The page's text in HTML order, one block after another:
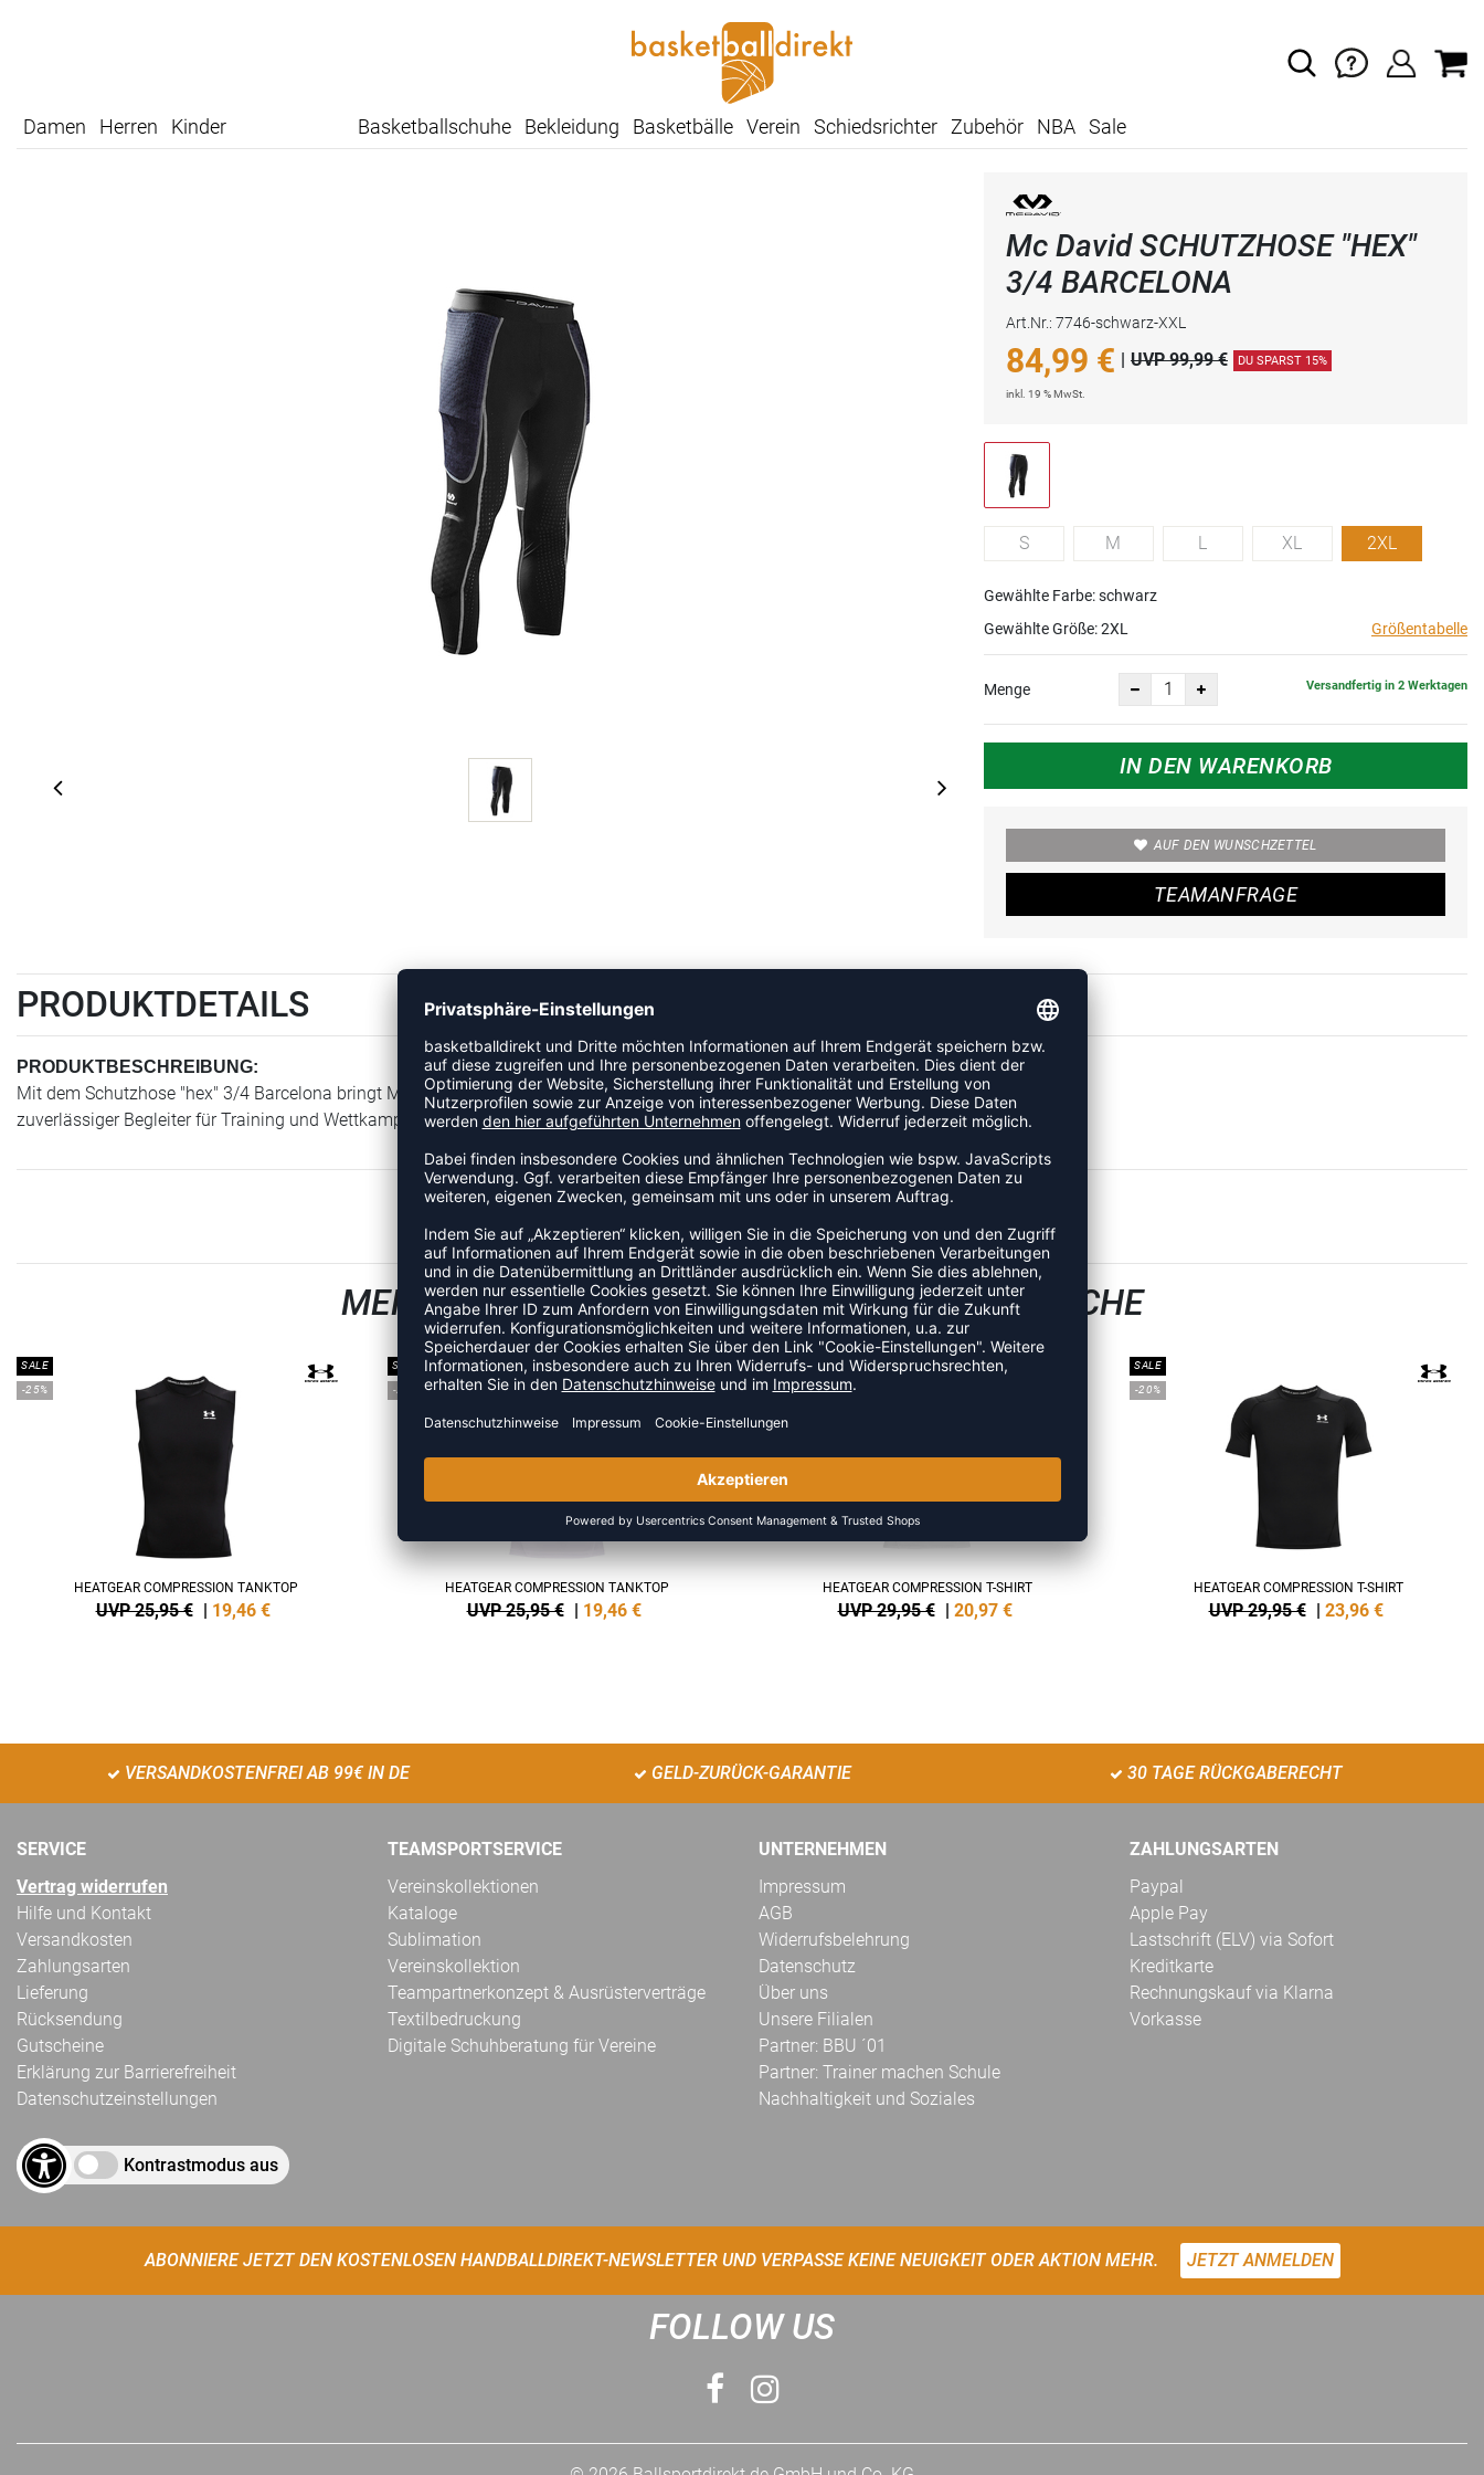
Damen Herren Kinder Basketballschuhe Bekleidung Basketbälle Verein Schiedsrichter Zubehör NBA Sale
Mc David SCHUTZHOSE "HEX"
3/4 BARCELONA
Art.Nr.: 7746-schwarz-XXL
84,99 € | UVP 99,99 € DU SPARST 15%
inkl. 19 % MwSt.
S M L XL 2XL
Gewählte Farbe: schwarz
Gewählte Größe:2XL Größentabelle
Menge Versandfertig in 2 Werktagen
IN DEN WARENKORB
AUF DEN WUNSCHZETTEL
TEAMANFRAGE
PRODUKTDETAILS
PRODUKTBESCHREIBUNG:
Mit dem Schutzhose "hex" 3/4 Barcelona bringt Mc David einen Artikel der Kategorie Kompressionshose an den Start. Ein
zuverlässiger Begleiter für Training und Wettkampf, der Beinfreiheit und Sitzkomfort verbindet.
ZULETZT ANGESEHEN
MEHR AUS DER KATEGORIE SPORTUNTERWÄSCHE
SALE
-25%
HEATGEAR COMPRESSION TANKTOP
UVP 25,95 € | 19,46 €
SALE
-25%
HEATGEAR COMPRESSION TANKTOP
UVP 25,95 € | 19,46 €
SALE
-30%
HEATGEAR COMPRESSION T-SHIRT
UVP 29,95 € | 20,97 €
SALE
-20%
HEATGEAR COMPRESSION T-SHIRT
UVP 29,95 € | 23,96 €
VERSANDKOSTENFREI AB 99€ IN DE GELD-ZURÜCK-GARANTIE 30 TAGE RÜCKGABERECHT
SERVICE
Vertrag widerrufen
Hilfe und Kontakt
Versandkosten
Zahlungsarten
Lieferung
Rücksendung
Gutscheine
Erklärung zur Barrierefreiheit
Datenschutzeinstellungen
Kontrastmodus aus
TEAMSPORTSERVICE
Vereinskollektionen
Kataloge
Sublimation
Vereinskollektion
Teampartnerkonzept & Ausrüsterverträge
Textilbedruckung
Digitale Schuhberatung für Vereine
UNTERNEHMEN
Impressum
AGB
Widerrufsbelehrung
Datenschutz
Über uns
Unsere Filialen
Partner: BBU ´01
Partner: Trainer machen Schule
Nachhaltigkeit und Soziales
ZAHLUNGSARTEN
Paypal
Apple Pay
Lastschrift (ELV) via Sofort
Kreditkarte
Rechnungskauf via Klarna
Vorkasse
ABONNIERE JETZT DEN KOSTENLOSEN HANDBALLDIREKT-NEWSLETTER UND VERPASSE KEINE NEUIGKEIT ODER AKTION MEHR. JETZT ANMELDEN
FOLLOW US